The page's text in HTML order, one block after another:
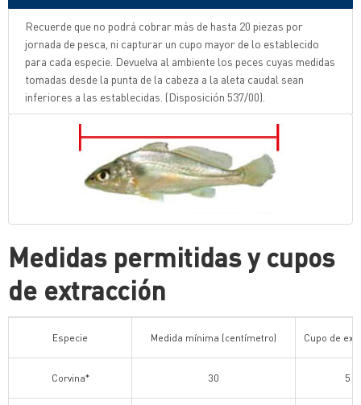
Recuerde que no podrá cobrar más de hasta 20 piezas por
jornada de pesca, ni capturar un cupo mayor de lo establecido
para cada especie. Devuelva al ambiente los peces cuyas medidas
tomadas desde la punta de la cabeza a la aleta caudal sean
inferiores a las establecidas. (Disposición 537/00).
Medidas permitidas y cupos
de extracción
Especie Medida mínima (centímetro) Cupo de
Corvina* 30 5